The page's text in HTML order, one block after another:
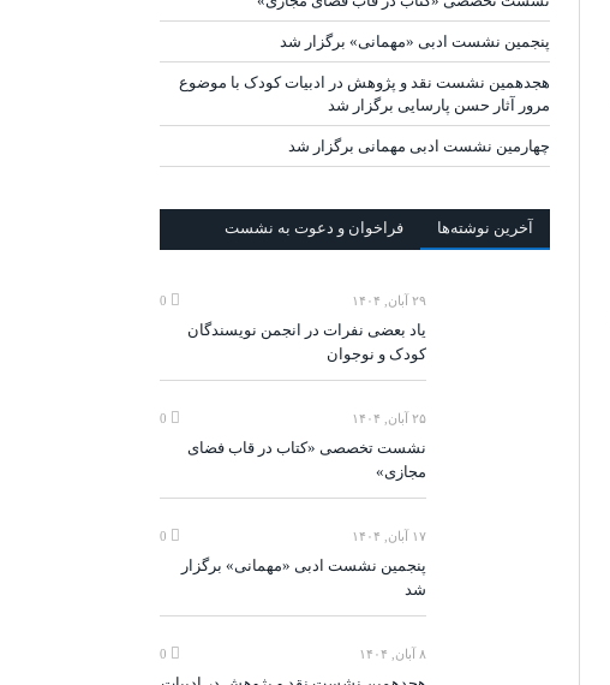
پنجمین نشست ادبی «مهمانی» برگزار شد
هجدهمین نشست نقد و پژوهش در ادبیات کودک با موضوع
مرور آثار حسن پارسایی برگزار شد
چهارمین نشست ادبی مهمانی برگزار شد
آخرين‌ نوشته‌ها فراخوان و دعوت به نشست
۲۹ آبان, ۱۴۰۴
یاد بعضی نفرات در انجمن نویسندگان
کودک و نوجوان
۲۵ آبان, ۱۴۰۴
نشست تخصصی «کتاب در قاب فضای
مجازی»
۱۷ آبان, ۱۴۰۴
پنجمین نشست ادبی «مهمانی» برگزار
شد
۸ آبان, ۱۴۰۴